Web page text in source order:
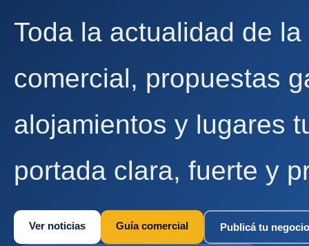
Toda la actualidad de
comercial, propuestas
alojamientos y lugares
portada clara, fuerte y
Ver noticias Guía comercial Publicá tu negocio